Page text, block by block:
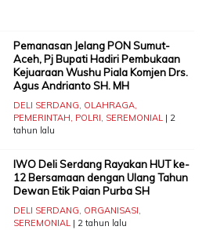
Pemanasan Jelang PON Sumut-
Aceh, Pj Bupati Hadiri Pembukaan
Kejuaraan Wushu Piala Komjen Drs.
Agus Andrianto SH. MH
DELI SERDANG, OLAHRAGA,
PEMERINTAH, POLRI, SEREMONIAL| 2
tahun lalu
IWO Deli Serdang Rayakan HUT ke-
12 Bersamaan dengan Ulang Tahun
Dewan Etik Paian Purba SH
DELI SERDANG, ORGANISASI,
SEREMONIAL| 2 tahun lalu